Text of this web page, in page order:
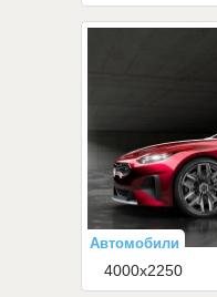
Автомобили
4000x2250